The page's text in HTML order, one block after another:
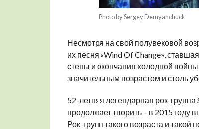
Photo by Sergey Demyanchuck
Несмотря на свой полувековой
их песня «Wind Of Change»,
стены и окончания холодной
значительным возрастом и столь
52-летняя легендарная рок-группа
продолжает творить – в 2015 году
Рок-групп такого возраста и такой